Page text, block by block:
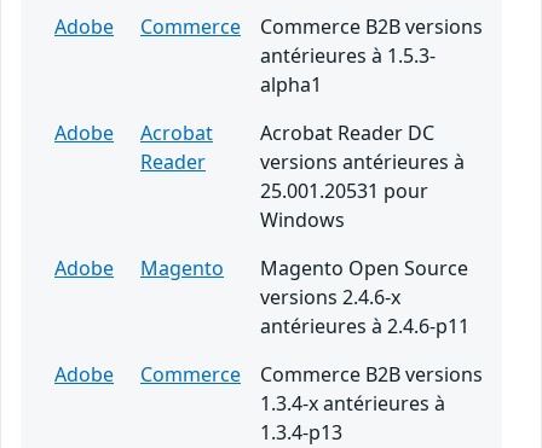
Adobe
Commerce
Commerce B2B versions
antérieures à 1.5.3-
alpha1
Adobe
Acrobat
Reader
Acrobat Reader DC
versions antérieures à
25.001.20531 pour
Windows
Adobe
Magento
Magento Open Source
versions 2.4.6-x
antérieures à 2.4.6-p11
Adobe
Commerce
Commerce B2B versions
1.3.4-x antérieures à
1.3.4-p13